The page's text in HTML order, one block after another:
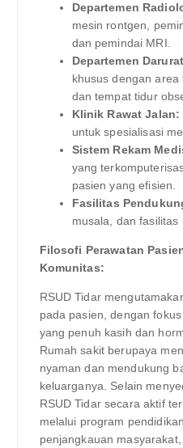
Departemen
mesin rontgen,
dan pemindai MRI.
Departemen
khusus dengan area
dan tempat tidur
Klinik Rawat Jalan:
untuk spesialisasi
Sistem Rekam
yang
pasien yang efisien.
Fasilitas
musala, dan fasilitas
Filosofi Perawatan
Komunitas:
RSUD Tidar
pada pasien, dengan
yang penuh kasih dan
Rumah sakit berupaya
nyaman dan mendukung
keluarganya. Selain
RSUD Tidar secara aktif
melalui program
penjangkauan